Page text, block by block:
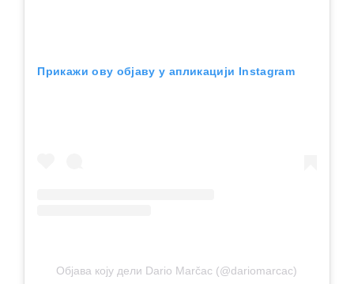
Прикажи ову објаву у апликацији Instagram
Објава коју дели Dario Marčac (@dariomarcac)